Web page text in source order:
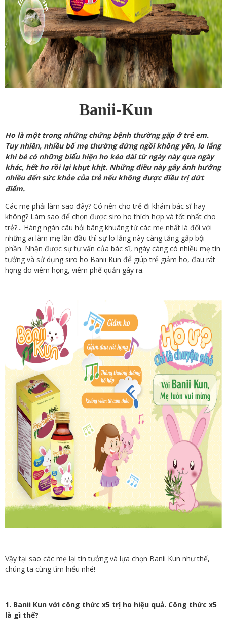
Banii-Kun
Ho là một trong những chứng bệnh thường gặp ở trẻ em.
Tuy nhiên, nhiều bố mẹ thường đứng ngồi không yên, lo lắng
khi bé có những biểu hiện ho kéo dài từ ngày này qua ngày
khác, hết ho rồi lại khụt khịt. Những điều này gây ảnh hưởng
nhiều đến sức khỏe của trẻ nếu không được điều trị dứt
điểm.
Các mẹ phải làm sao đây? Có nên cho trẻ đi khám bác sĩ hay
không? Làm sao để chọn được siro ho thích hợp và tốt nhất cho
trẻ?... Hàng ngàn câu hỏi bâng khuâng từ các mẹ nhất là đối với
những ai làm mẹ lần đầu thì sự lo lắng này càng tăng gấp bội
phần. Nhận được sự tư vấn của bác sĩ, ngày càng có nhiều mẹ tin
tưởng và sử dụng siro ho Banii Kun để giúp trẻ giảm ho, đau rát
họng do viêm họng, viêm phế quản gây ra.
Vậy tại sao các mẹ lại tin tưởng và lựa chọn Banii Kun như thế,
chúng ta cùng tìm hiểu nhé!
1. Banii Kun với công thức x5 trị ho hiệu quả. Công thức x5
là gì thế?